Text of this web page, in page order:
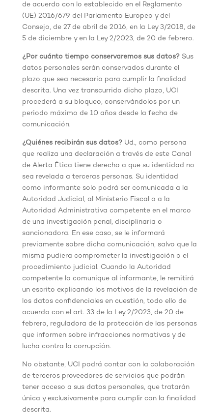
de acuerdo con lo establecido en el Reglamento
(UE) 2016/679 del Parlamento Europeo y del
Consejo, de 27 de abril de 2016, en la Ley 3/2018, de
5 de diciembre y en la Ley 2/2023, de 20 de febrero.
¿Por cuánto tiempo conservaremos sus datos?Sus
datos personales serán conservados durante el
plazo que sea necesario para cumplir la finalidad
descrita. Una vez transcurrido dicho plazo, UCI
procederá a su bloqueo, conservándolos por un
periodo máximo de 10 años desde la fecha de
comunicación.
¿Quiénes recibirán sus datos?Ud., como persona
que realiza una declaración a través de este Canal
de Alerta Ética tiene derecho a que su identidad no
sea revelada a terceras personas. Su identidad
como informante solo podrá ser comunicada a la
Autoridad Judicial, al Ministerio Fiscal o a la
Autoridad Administrativa competente en el marco
de una investigación penal, disciplinaria o
sancionadora. En ese caso, se le informará
previamente sobre dicha comunicación, salvo que la
misma pudiera comprometer la investigación o el
procedimiento judicial. Cuando la Autoridad
competente lo comunique al informante, le remitirá
un escrito explicando los motivos de la revelación de
los datos confidenciales en cuestión, todo ello de
acuerdo con el art. 33 de la Ley 2/2023, de 20 de
febrero, reguladora de la protección de las personas
que informen sobre infracciones normativas y de
lucha contra la corrupción.
No obstante, UCI podrá contar con la colaboración
de terceros proveedores de servicios que podrán
tener acceso a sus datos personales, que tratarán
única y exclusivamente para cumplir con la finalidad
descrita.